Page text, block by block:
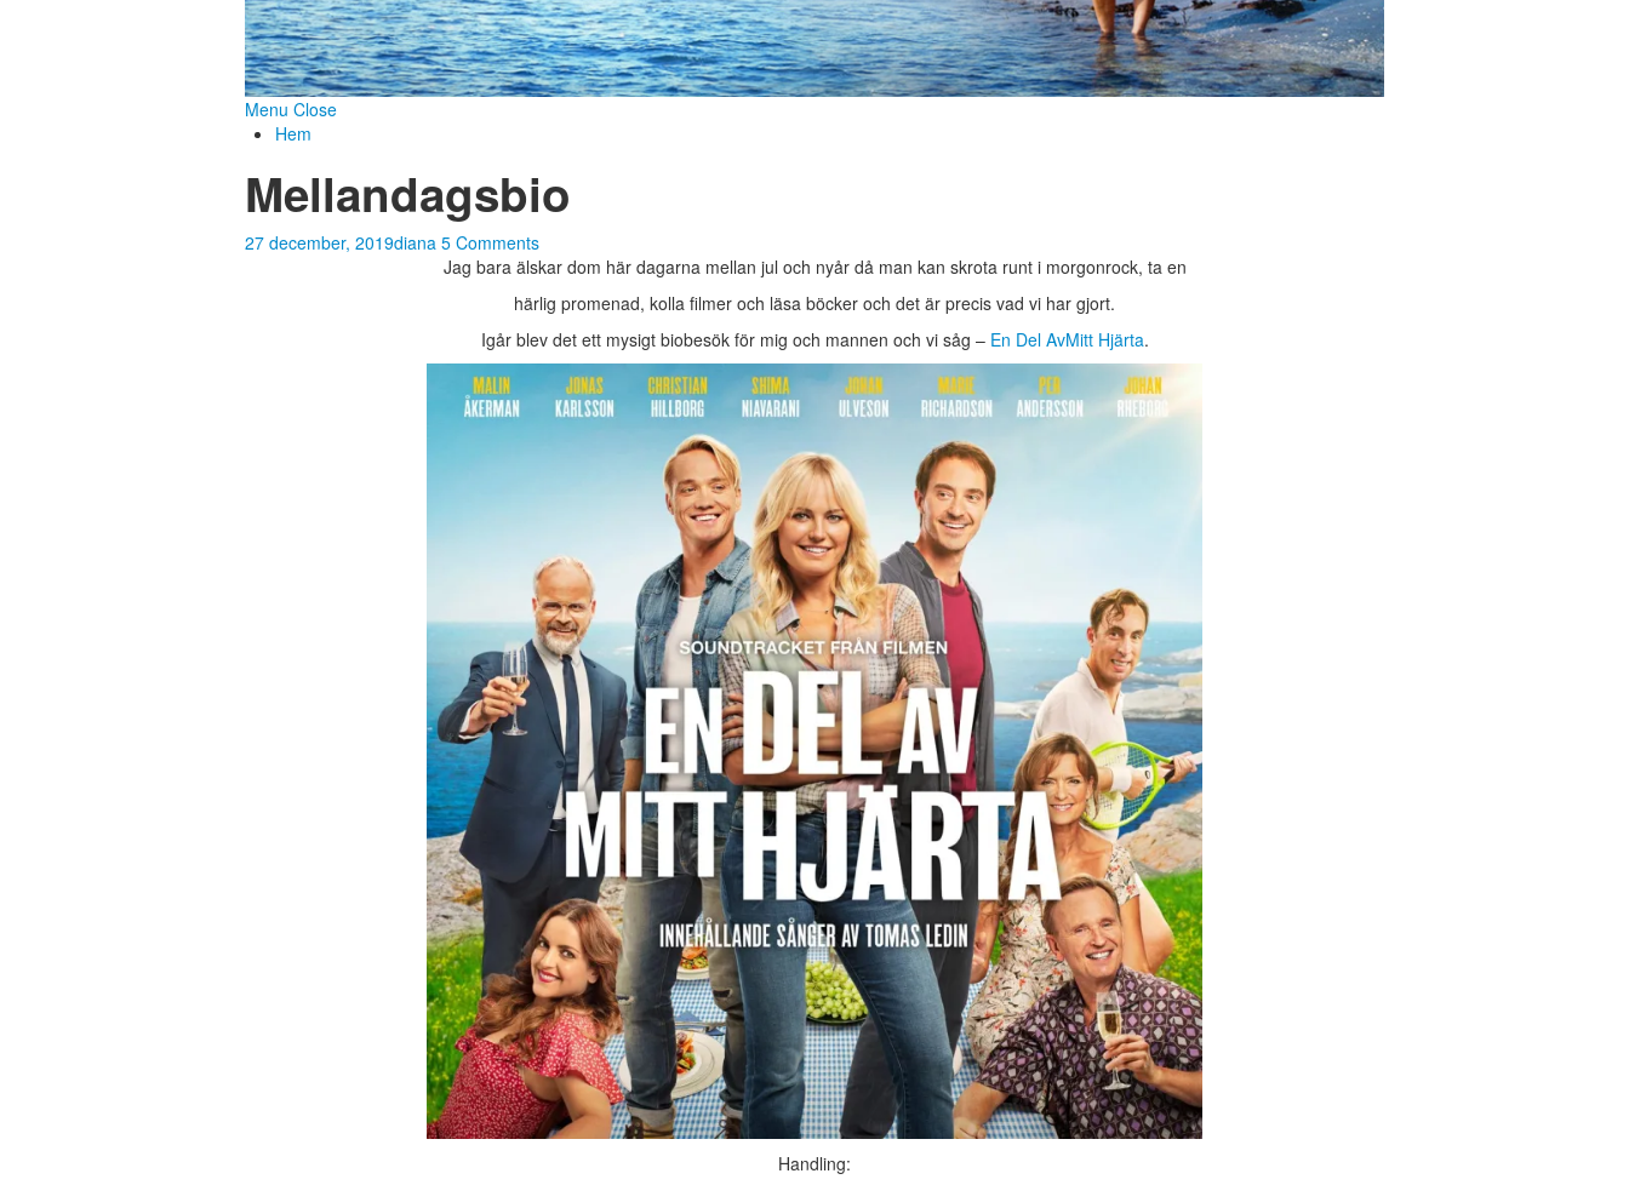
Menu Close
Hem
Mellandagsbio
27 december, 2019diana 5 Comments
Jag bara älskar dom här dagarna mellan jul och nyår då man kan skrota runt i morgonrock, ta en
härlig promenad, kolla filmer och läsa böcker och det är precis vad vi har gjort.
Igår blev det ett mysigt biobesök för mig och mannen och vi såg – En Del AvMitt Hjärta.
Handling: